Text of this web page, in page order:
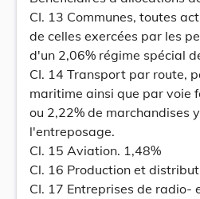
CI. 13 Communes, toutes
de celles exercées par les
d'un 2,06% régime spécial
CI. 14 Transport par route,
maritime ainsi que par voie
ou 2,22% de marchandises
l'entreposage.
Cl. 15 Aviation. 1,48%
Cl. 16 Production et
CI. 17 Entreprises de radio-